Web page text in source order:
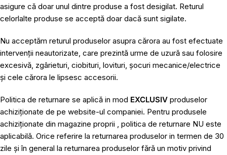
asigure că doar unul dintre produse a fost desigilat. Returul
celorlalte produse se acceptă doar dacă sunt sigilate.
Nu acceptăm returul produselor asupra cărora au fost efectuate
intervenții neautorizate, care prezintă urme de uzură sau folosire
excesivă, zgârieturi, ciobituri, lovituri, șocuri mecanice/electrice
și cele cărora le lipsesc accesorii.
Politica de returnare se aplică in mod EXCLUSIV produselor
achiziționate de pe website-ul companiei. Pentru produsele
achiziționate din magazine proprii , politica de returnare NU este
aplicabilă. Orice referire la returnarea produselor in termen de 30
zile și în general la returnarea produselor fără un motiv privind